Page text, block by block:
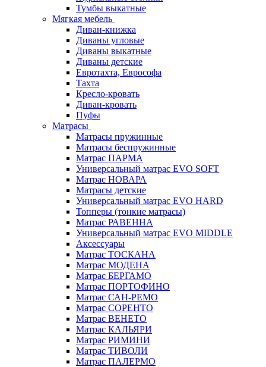
Тумбы выкатные
Мягкая мебель
Диван-книжка
Диваны угловые
Диваны выкатные
Диваны детские
Евротахта, Еврософа
Тахта
Кресло-кровать
Диван-кровать
Пуфы
Матрасы
Матрасы пружинные
Матрасы беспружинные
Матрас ПАРМА
Универсальный матрас EVO SOFT
Матрас НОВАРА
Матрасы детские
Универсальный матрас EVO HARD
Топперы (тонкие матрасы)
Матрас РАВЕННА
Универсальный матрас EVO MIDDLE
Аксессуары
Матрас ТОСКАНА
Матрас МОДЕНА
Матрас БЕРГАМО
Матрас ПОРТОФИНО
Матрас САН-РЕМО
Матрас СОРЕНТО
Матрас ВЕНЕТО
Матрас КАЛЬЯРИ
Матрас РИМИНИ
Матрас ТИВОЛИ
Матрас ПАЛЕРМО